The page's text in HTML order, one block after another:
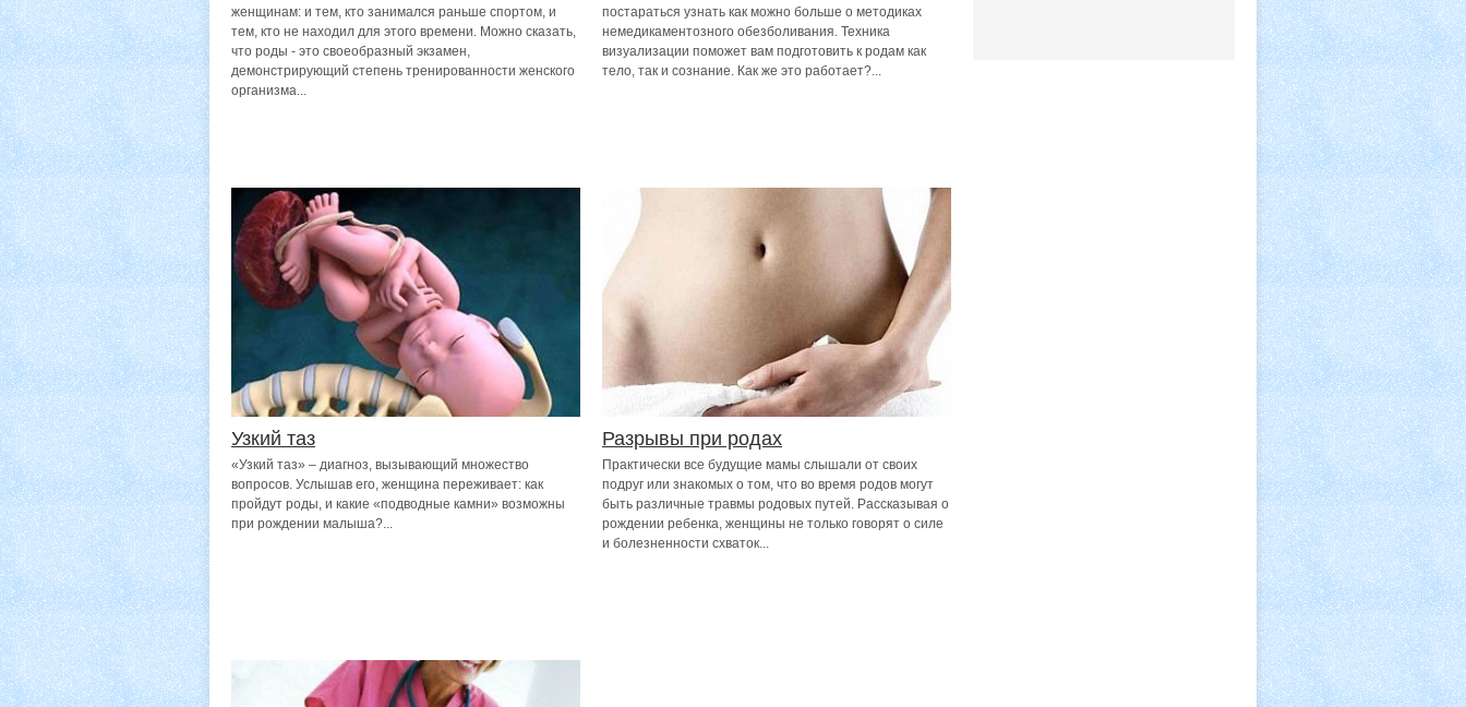
женщинам: и тем, кто занимался раньше спортом, и
тем, кто не находил для этого времени. Можно сказать,
что роды - это своеобразный экзамен,
демонстрирующий степень тренированности женского
организма...
постараться узнать как можно больше о методиках
немедикаментозного обезболивания. Техника
визуализации поможет вам подготовить к родам как
тело, так и сознание. Как же это работает?...
Узкий таз
«Узкий таз» – диагноз, вызывающий множество
вопросов. Услышав его, женщина переживает: как
пройдут роды, и какие «подводные камни» возможны
при рождении малыша?...
Разрывы при родах
Практически все будущие мамы слышали от своих
подруг или знакомых о том, что во время родов могут
быть различные травмы родовых путей. Рассказывая о
рождении ребенка, женщины не только говорят о силе
и болезненности схваток...